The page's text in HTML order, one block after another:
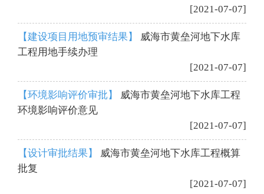
[2021-07-07]
【建设项目用地预审结果】 威海市黄垒河地下水库
工程用地手续办理
[2021-07-07]
【环境影响评价审批】 威海市黄垒河地下水库工程
环境影响评价意见
[2021-07-07]
【设计审批结果】 威海市黄垒河地下水库工程概算
批复
[2021-07-07]